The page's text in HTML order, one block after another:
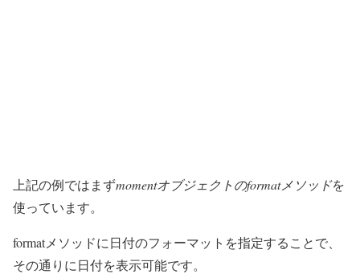
上記の例ではまずmomentオブジェクトのformatメソッドを
使っています。
formatメソッドに日付のフォーマットを指定することで、
その通りに日付を表示可能です。